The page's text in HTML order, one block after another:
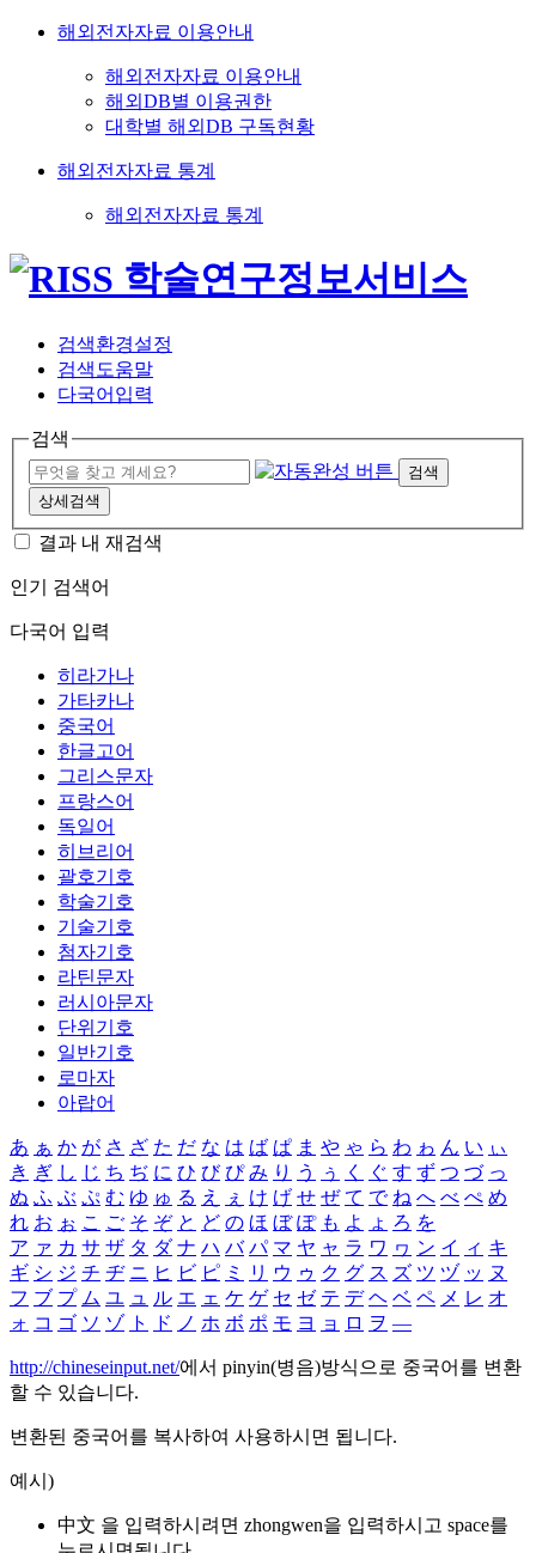
해외전자자료 이용안내
해외전자자료 이용안내
해외DB별 이용권한
대학별 해외DB 구독현황
해외전자자료 통계
해외전자자료 통계
검색환경설정
검색도움말
다국어입력
검색
검색
상세검색
결과 내 재검색
인기 검색어
다국어 입력
히라가나
가타카나
중국어
한글고어
그리스문자
프랑스어
독일어
히브리어
괄호기호
학술기호
기술기호
첨자기호
라틴문자
러시아문자
단위기호
일반기호
로마자
아랍어
あ ぁ か が さ ざ た だ な は ば ぱ ま や ゃ ら わ ゎ ん い ぃ
き ぎ し じ ち ぢ に ひ び ぴ み り う ぅ く ぐ す ず つ づ っ
ぬ ふ ぶ ぷ む ゆ ゅ る え ぇ け げ せ ぜ て で ね へ べ ぺ め
れ お ぉ こ ご そ ぞ と ど の ほ ぼ ぽ も よ ょ ろ を
ア ァ カ サ ザ タ ダ ナ ハ バ パ マ ヤ ャ ラ ワ ヮ ン イ ィ キ
ギ シ ジ チ ヂ ニ ヒ ビ ピ ミ リ ウ ゥ ク グ ス ズ ツ ヅ ッ ヌ
フ ブ プ ム ユ ュ ル エ ェ ケ ゲ セ ゼ テ デ ヘ ベ ペ メ レ オ
ォ コ ゴ ソ ゾ ト ド ノ ホ ボ ポ モ ヨ ョ ロ ヲ ―
http://chineseinput.net/에서 pinyin(병음)방식으로 중국어를 변환
할 수 있습니다.
변환된 중국어를 복사하여 사용하시면 됩니다.
예시)
中文 을 입력하시려면 zhongwen을 입력하시고 space를